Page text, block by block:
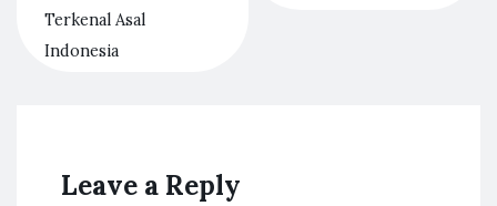
Terkenal Asal
Indonesia
Leave a Reply